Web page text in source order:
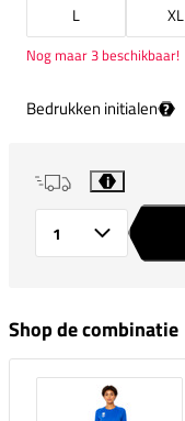
L
XL
Nog maar 3 beschikbaar!
Bedrukken initialen ?
i
Shop de combinatie